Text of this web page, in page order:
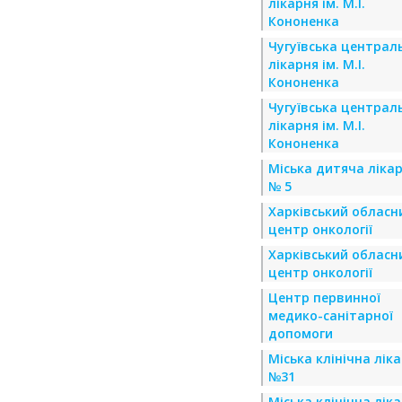
Кононенка
Чугуївська
лікарня ім. М.І.
Кононенка
Чугуївська
лікарня ім. М.І.
Кононенка
Міська дитяча
№ 5
Харківський
центр онкології
Харківський
центр онкології
Центр первинної
медико-санітарної
допомоги
Міська клінічна
№31